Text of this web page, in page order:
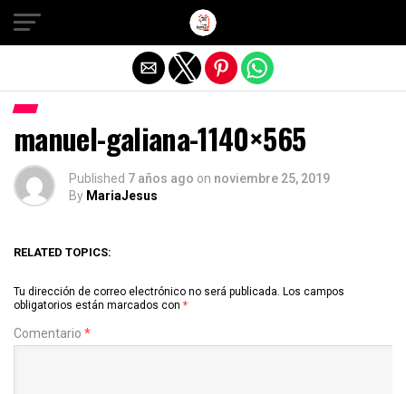
manuel-galiana-1140×565
Published 7 años ago on noviembre 25, 2019
By MariaJesus
RELATED TOPICS:
Tu dirección de correo electrónico no será publicada. Los campos
obligatorios están marcados con *
Comentario *
Salir de la versión móvil